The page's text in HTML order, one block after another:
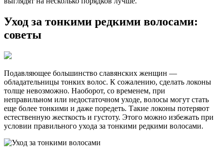
Уход за тонкими редкими волосами:
советы
Подавляющее большинство славянских женщин —
обладательницы тонких волос. К сожалению, сделать локоны
толще невозможно. Наоборот, со временем, при
неправильном или недостаточном уходе, волосы могут стать
еще более тонкими и даже поредеть. Такие локоны потеряют
естественную жесткость и густоту. Этого можно избежать при
условии правильного ухода за тонкими редкими волосами.